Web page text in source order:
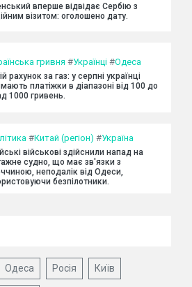
вперше відвідає Сербію з
візитом: оголошено дату.
гривня #Українці #Одеса
рахунок за газ: у серпні українці
платіжки в діапазоні від 100 до
1000 гривень.
#Китай (регіон) #Україна
військові здійснили напад на
судно, що має зв'язки з
неподалік від Одеси,
безпілотники.
Одеса Росія Київ